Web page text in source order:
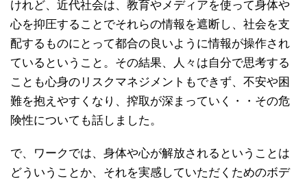
けれど、近代社会は、教育やメディアを使って身体や
心を抑圧することでそれらの情報を遮断し、社会を支
配するものにとって都合の良いように情報が操作され
ているということ。その結果、人々は自分で思考する
ことも心身のリスクマネジメントもできず、不安や困
難を抱えやすくなり、搾取が深まっていく・・その危
険性についても話しました。
で、ワークでは、身体や心が解放されるということは
どういうことか、それを実感していただくためのボデ